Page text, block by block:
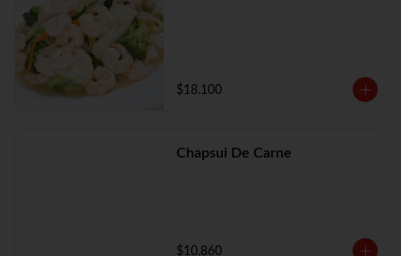
$18.100
Chapsui De Carne
$10.860